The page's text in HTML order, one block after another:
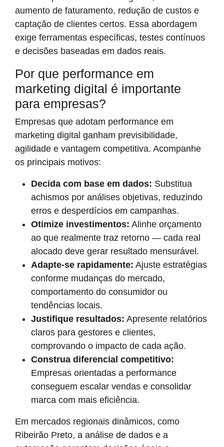
aumento de faturamento, redução de custos e
captação de clientes certos. Essa abordagem
exige ferramentas específicas, testes contínuos
e decisões baseadas em dados reais.
Por que performance em
marketing digital é importante
para empresas?
Empresas que adotam performance em
marketing digital ganham previsibilidade,
agilidade e vantagem competitiva. Acompanhe
os principais motivos:
Decida com base em dados: Substitua
achismos por análises objetivas, reduzindo
erros e desperdícios em campanhas.
Otimize investimentos: Alinhe orçamento
ao que realmente traz retorno — cada real
alocado deve gerar resultado mensurável.
Adapte-se rapidamente: Ajuste estratégias
conforme mudanças do mercado,
comportamento do consumidor ou
tendências locais.
Justifique resultados: Apresente relatórios
claros para gestores e clientes,
comprovando o impacto de cada ação.
Construa diferencial competitivo:
Empresas orientadas a performance
conseguem escalar vendas e consolidar
marca com mais eficiência.
Em mercados regionais dinâmicos, como
Ribeirão Preto, a análise de dados e a